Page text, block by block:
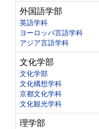
外国語学部
英語学科
ヨーロッパ言語学科
アジア言語学科
文化学部
文化学部
文化構想学科
京都文化学科
文化観光学科
理学部